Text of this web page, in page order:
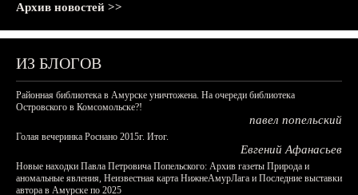
Архив новостей >>
ИЗ БЛОГОВ
Районная библиотека в Амурске уничтожена. На очереди библиотека
Островского в Комсомольске?!
павел попельский
Голая вечеринка Роснано 2015г. Итог.
Евгений Афанасьев
Новые находки Павла Петровича Попельского: Архив газеты Природа и
аномальные явления, Неизвестная карта НижнеАмурЛага и Последние выставки
автора в Амурске по 2025